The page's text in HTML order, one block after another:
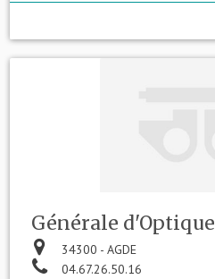
Générale d'Optique
34300 - AGDE
04.67.26.50.16